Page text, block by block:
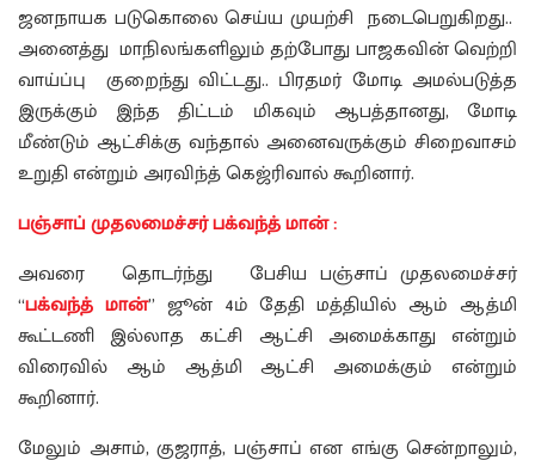
ஜனநாயக படுகொலை செய்ய முயற்சி நடைபெறுகிறது..
அனைத்து மாநிலங்களிலும் தற்போது பாஜகவின் வெற்றி
வாய்ப்பு குறைந்து விட்டது.. பிரதமர் மோடி அமல்படுத்த
இருக்கும் இந்த திட்டம் மிகவும் ஆபத்தானது, மோடி
மீண்டும் ஆட்சிக்கு வந்தால் அனைவருக்கும் சிறைவாசம்
உறுதி என்றும் அரவிந்த் கெஜ்ரிவால் கூறினார்.
பஞ்சாப் முதலமைச்சர் பக்வந்த் மான் :
அவரை தொடர்ந்து பேசிய பஞ்சாப் முதலமைச்சர்
“பக்வந்த் மான்” ஜூன் 4ம் தேதி மத்தியில் ஆம் ஆத்மி
கூட்டணி இல்லாத கட்சி ஆட்சி அமைக்காது என்றும்
விரைவில் ஆம் ஆத்மி ஆட்சி அமைக்கும் என்றும்
கூறினார்.
மேலும் அசாம், குஜராத், பஞ்சாப் என எங்கு சென்றாலும்,